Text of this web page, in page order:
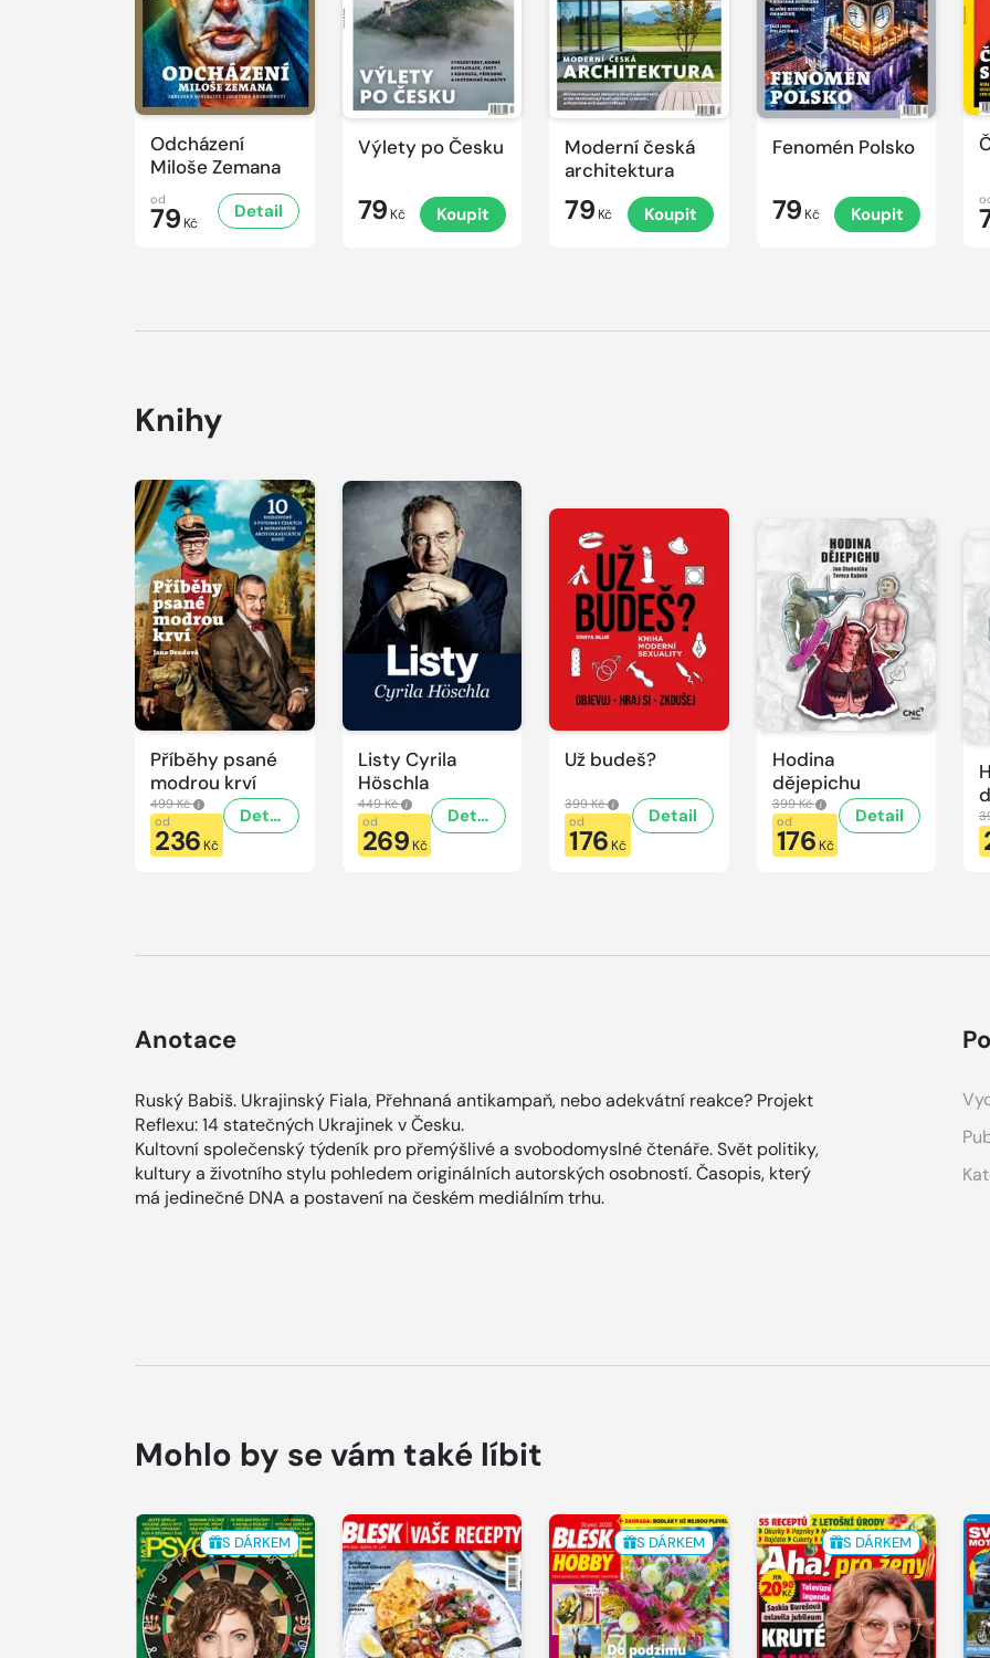
Odcházení
Miloše Zemana
od
79 Kč
Detail
Výlety po Česku
79 Kč Koupit
Moderní česká
architektura
79 Kč Koupit
Fenomén Polsko
79 Kč Koupit
Knihy
Příběhy psané
modrou krví
499 Kč
od
236 Kč
Detail
Listy Cyrila
Höschla
449 Kč
od
269 Kč
Detail
Už budeš?
399 Kč
od
176 Kč
Detail
Hodina
dějepichu
399 Kč
od
176 Kč
Detail
Anotace
Ruský Babiš. Ukrajinský Fiala, Přehnaná antikampaň, nebo adekvátní reakce? Projekt
Reflexu: 14 statečných Ukrajinek v Česku.
Kultovní společenský týdeník pro přemýšlivé a svobodomyslné čtenáře. Svět politiky,
kultury a životního stylu pohledem originálních autorských osobností. Časopis, který
má jedinečné DNA a postavení na českém mediálním trhu.
Mohlo by se vám také líbit
S DÁRKEM S DÁRKEM S DÁRKEM